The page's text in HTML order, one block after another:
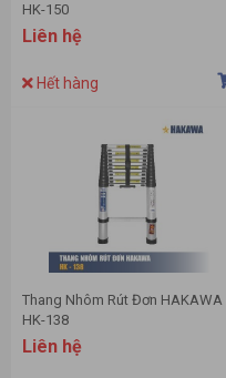
HK-150
Liên hệ
Hết hàng
Thang Nhôm Rút Đơn HAKAWA
HK-138
Liên hệ